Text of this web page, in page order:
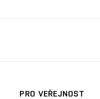
PRO VEŘEJNOST